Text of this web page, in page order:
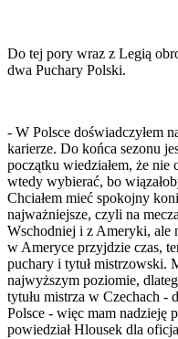
Do tej pory wraz z Legią
dwa Puchary Polski.
- W Polsce doświadczyłem
karierze. Do końca sezonu
początku wiedziałem, że nie
wtedy wybierać, bo
Chciałem mieć spokojny
najważniejsze, czyli na
Wschodniej i z Ameryki, ale
w Ameryce przyjdzie czas,
puchary i tytuł mistrzowski.
najwyższym poziomie,
tytułu mistrza w Czechach -
Polsce - więc mam
powiedział Hlousek dla